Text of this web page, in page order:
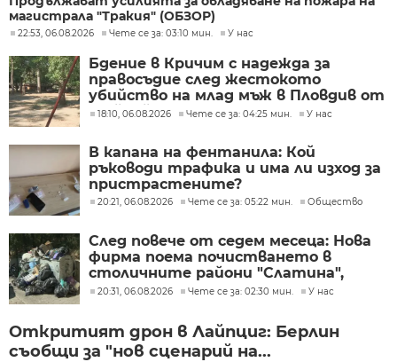
магистрала "Тракия" (ОБЗОР)
22:53, 06.08.2026 Чете се за: 03:10 мин. У нас
Бдение в Кричим с надежда за
правосъдие след жестокото
убийство на млад мъж в Пловдив от
тийнейджъри
18:10, 06.08.2026 Чете се за: 04:25 мин. У нас
В капана на фентанила: Кой
ръководи трафика и има ли изход за
пристрастените?
20:21, 06.08.2026 Чете се за: 05:22 мин. Общество
След повече от седем месеца: Нова
фирма поема почистването в
столичните райони "Слатина",
"Подуяне" и "Изгрев"
20:31, 06.08.2026 Чете се за: 02:30 мин. У нас
Откритият дрон в Лайпциг: Берлин
съобщи за "нов сценарий на...